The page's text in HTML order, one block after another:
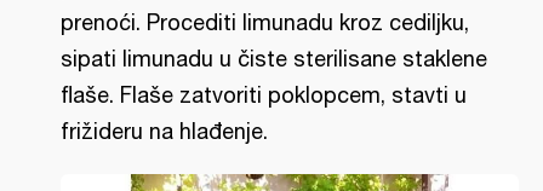
prenoći. Procediti limunadu kroz cediljku,
sipati limunadu u čiste sterilisane staklene
flaše. Flaše zatvoriti poklopcem, stavti u
frižideru na hlađenje.